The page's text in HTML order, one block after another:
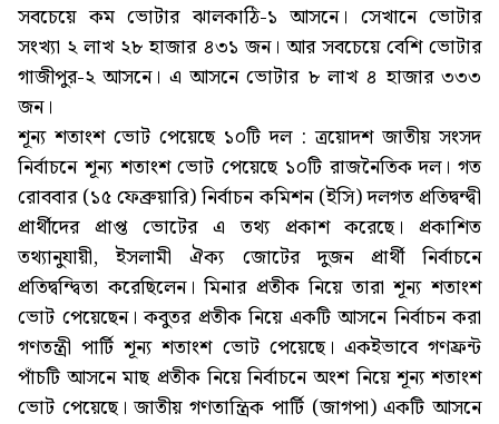
সবচেয়ে কম ভোটার ঝালকাঠি-১ আসনে। সেখানে ভোটার
সংখ্যা ২ লাখ ২৮ হাজার ৪৩১ জন। আর সবচেয়ে বেশি ভোটার
গাজীপুর-২ আসনে। এ আসনে ভোটার ৮ লাখ ৪ হাজার ৩৩৩
জন।
শূন্য শতাংশ ভোট পেয়েছে ১০টি দল : ত্রয়োদশ জাতীয় সংসদ
নির্বাচনে শূন্য শতাংশ ভোট পেয়েছে ১০টি রাজনৈতিক দল। গত
রোববার (১৫ ফেব্রুয়ারি) নির্বাচন কমিশন (ইসি) দলগত প্রতিদ্বন্দ্বী
প্রার্থীদের প্রাপ্ত ভোটের এ তথ্য প্রকাশ করেছে। প্রকাশিত
তথ্যানুযায়ী, ইসলামী ঐক্য জোটের দুজন প্রার্থী নির্বাচনে
প্রতিদ্বন্দ্বিতা করেছিলেন। মিনার প্রতীক নিয়ে তারা শূন্য শতাংশ
ভোট পেয়েছেন। কবুতর প্রতীক নিয়ে একটি আসনে নির্বাচন করা
গণতন্ত্রী পার্টি শূন্য শতাংশ ভোট পেয়েছে। একইভাবে গণফ্রন্ট
পাঁচটি আসনে মাছ প্রতীক নিয়ে নির্বাচনে অংশ নিয়ে শূন্য শতাংশ
ভোট পেয়েছে। জাতীয় গণতান্ত্রিক পার্টি (জাগপা) একটি আসনে